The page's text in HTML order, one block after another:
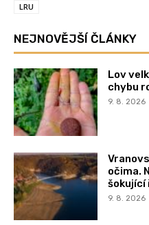
LRU
NEJNOVĚJŠÍ ČLÁNKY
Lov
chybu
9. 8. 2026
očima.
šokující
9. 8. 2026